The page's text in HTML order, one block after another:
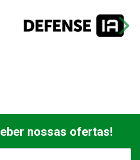
nossas ofertas!